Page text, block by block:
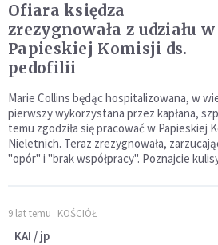
Ofiara księdza
zrezygnowała z udziału w
Papieskiej Komisji ds.
pedofilii
Marie Collins będąc hospitalizowana, w
pierwszy wykorzystana przez kapłana,
temu zgodziła się pracować w Papieskiej
Nieletnich. Teraz zrezygnowała,
"opór" i "brak współpracy". Poznajcie
9 lat temu KOŚCIÓŁ
KAI / jp